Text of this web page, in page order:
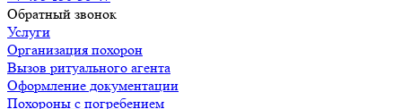
Обратный звонок
Услуги
Организация похорон
Вызов ритуального агента
Оформление документации
Похороны с погребением